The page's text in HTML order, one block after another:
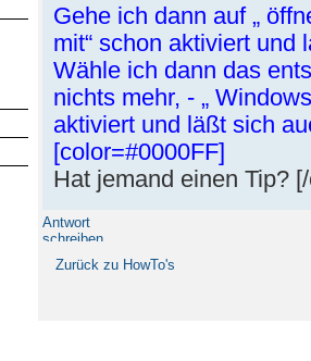
Gehe ich dann auf „
mit“ schon aktiviert und
Wähle ich dann das
nichts mehr, - „
aktiviert und läßt sich
[color=#0000FF]
Hat jemand einen Tip?
Antwort
schreiben
Zurück zu HowTo's